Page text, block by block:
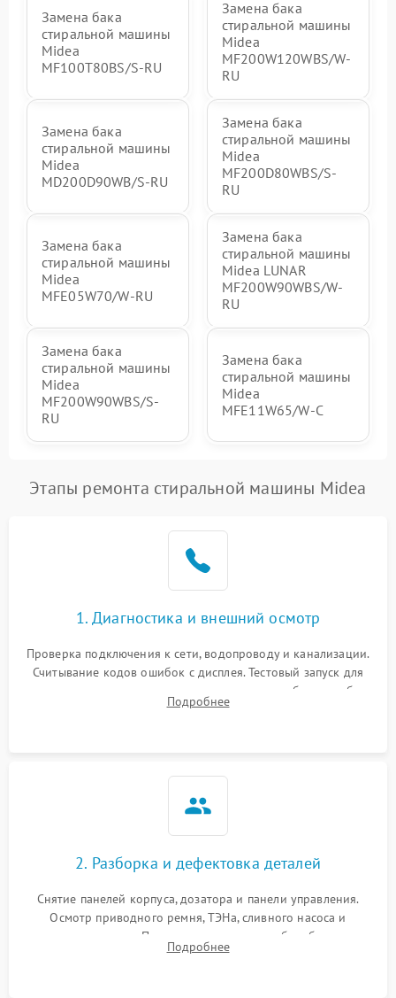
Замена бака
стиральной машины
Midea
MF100T80BS/S-RU
Замена бака
стиральной машины
Midea
MF200W120WBS/W-
RU
Замена бака
стиральной машины
Midea
MD200D90WB/S-RU
Замена бака
стиральной машины
Midea
MF200D80WBS/S-
RU
Замена бака
стиральной машины
Midea
MFE05W70/W-RU
Замена бака
стиральной машины
Midea LUNAR
MF200W90WBS/W-
RU
Замена бака
стиральной машины
Midea
MF200W90WBS/S-
RU
Замена бака
стиральной машины
Midea
MFE11W65/W-C
Этапы ремонта стиральной машины Midea
1. Диагностика и внешний осмотр
Проверка подключения к сети, водопроводу и канализации.
Считывание кодов ошибок с дисплея. Тестовый запуск для
выявления посторонних шумов, протечек или сбоев в работе
электронного модуля управления.
Подробнее
2. Разборка и дефектовка деталей
Снятие панелей корпуса, дозатора и панели управления.
Осмотр приводного ремня, ТЭНа, сливного насоса и
амортизаторов. Проверка подшипников барабана и
крестовины на износ, а манжеты люка на разрывы.
Подробнее